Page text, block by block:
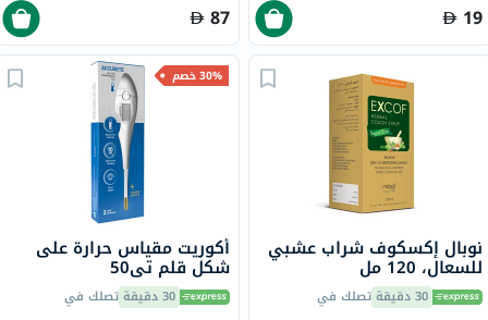
19
87
نوبال إكسكوف شراب عشبي
للسعال، 120 مل
30 دقيقة تصلك في
30% خصم
أكوريت مقياس حرارة على
شكل قلم تي50
30 دقيقة تصلك في